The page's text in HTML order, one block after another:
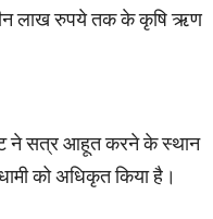
लाख रुपये तक के कृषि ऋण
ने सत्र आहूत करने के स्थान
को अधिकृत किया है।